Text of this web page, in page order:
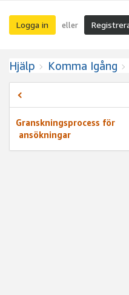
Logga in eller
Hjälp Komma Igång
Granskningsprocess för
ansökningar